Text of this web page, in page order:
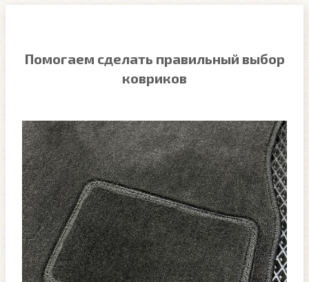
Помогаем сделать правильный выбор
ковриков